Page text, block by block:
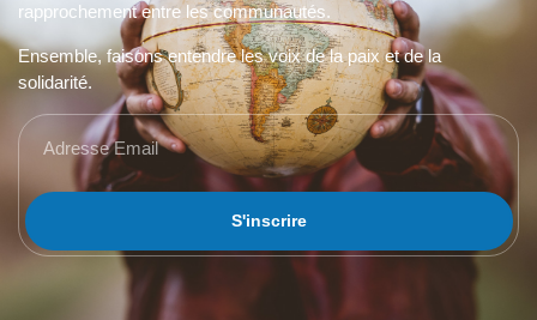
rapprochement entre les communautés.
Ensemble, faisons entendre les voix de la paix et de la
solidarité.
S'inscrire